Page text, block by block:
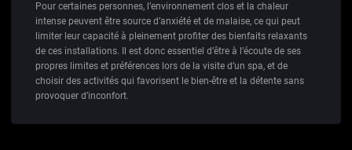
Pour certaines personnes, l’environnement clos et la chaleur
intense peuvent être source d’anxiété et de malaise, ce qui peut
limiter leur capacité à pleinement profiter des bienfaits relaxants
de ces installations. Il est donc essentiel d’être à l’écoute de ses
propres limites et préférences lors de la visite d’un spa, et de
choisir des activités qui favorisent le bien-être et la détente sans
provoquer d’inconfort.